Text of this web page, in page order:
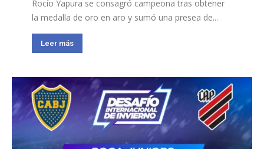
Rocío Yapura se consagró campeona tras obtener
la medalla de oro en aro y sumó una presea de...
Leer más